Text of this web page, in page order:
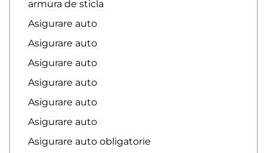
armura de sticla
Asigurare auto
Asigurare auto
Asigurare auto
Asigurare auto
Asigurare auto
Asigurare auto
Asigurare auto obligatorie